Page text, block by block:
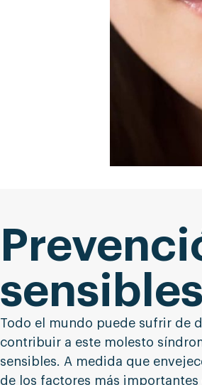
sensibles
Todo el mundo puede sufrir de
contribuir a este molesto
sensibles. A medida que
de los factores más